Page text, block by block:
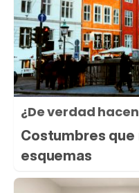
¿De verdad
Costumbres
esquemas